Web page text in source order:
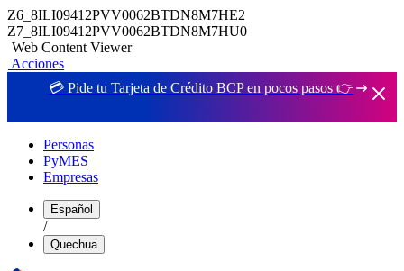
Z6_8ILI09412PVV0062BTDN8M7HE2
Z7_8ILI09412PVV0062BTDN8M7HU0
Web Content Viewer
Acciones
💳 Pide tu Tarjeta de Crédito BCP en pocos pasos 👉
Personas
PyMES
Empresas
Español
/
Quechua